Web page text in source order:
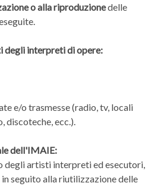
o alla riproduzionedelle
degli interpreti di opere:
e/o trasmesse (radio, tv, locali
discoteche, ecc.).
dell'IMAIE:
degli artisti interpreti ed esecutori,
seguito alla riutilizzazione delle